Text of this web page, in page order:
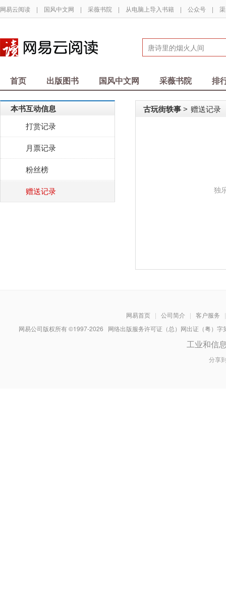
网易云阅读 | 国风中文网 | 采薇书院 | 从电脑上导入书籍 | 公众号 |
首页 出版图书 国风中文网 采薇书院 排
本书互动信息
打赏记录
月票记录
粉丝榜
赠送记录
古玩街轶事 > 赠送记录
独
网易首页 | 公司简介 | 客户服务
|
网易公司版权所有 ©1997-2026 网络出版服务许可证（总）网出证（粤）
工业和信
分享